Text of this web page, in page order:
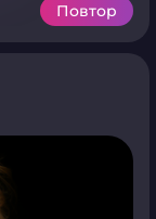
Повтор